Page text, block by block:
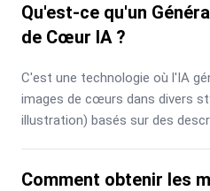
Qu'est-ce qu'un
de Cœur IA ?
C'est une technologie où l'IA
images de cœurs dans divers
illustration) basés sur des
Comment obtenir les